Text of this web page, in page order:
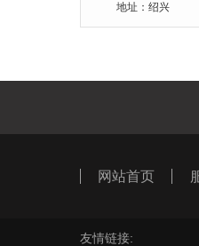
地址：绍兴
网站首页
友情链接: